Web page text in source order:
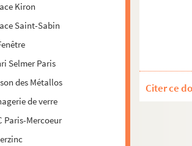
Kiron
Saint-Sabin
Selmer Paris
des Métallos
de verre
Paris-Mercoeur
Citer ce